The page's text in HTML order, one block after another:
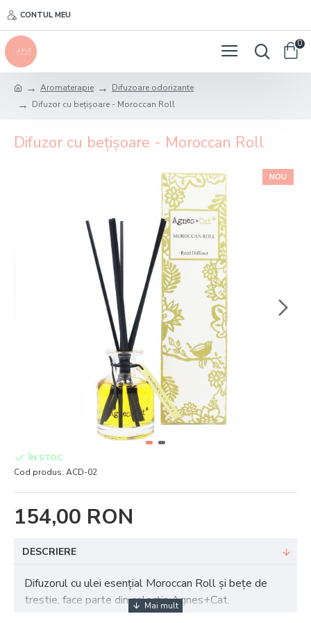
CONTUL MEU
0
Aromaterapie
Difuzoare odorizante
Difuzor cu bețișoare - Moroccan Roll
Difuzor cu bețișoare - Moroccan Roll
NOU
154,00 RON
ÎN STOC
Cod produs: ACD-02
DESCRIERE
Difuzorul cu ulei esențial Moroccan Roll și bețe de
trestie, face parte din colecția Agnes+Cat.